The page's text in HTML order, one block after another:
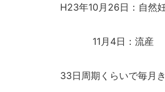
H23年10月26日：自然
11月4日：流産
33日周期くらいで毎月